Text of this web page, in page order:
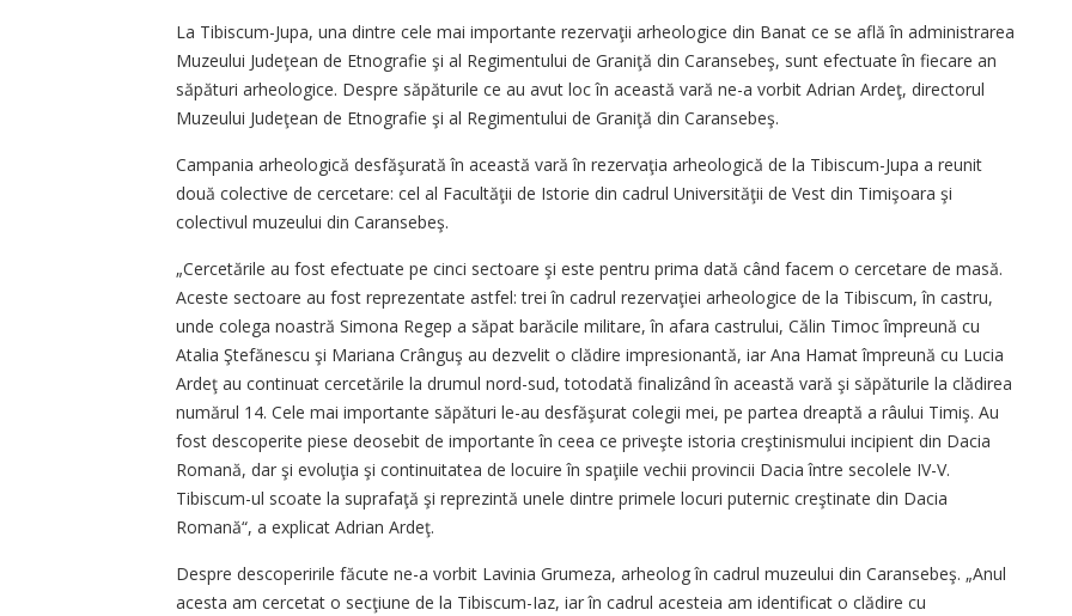
La Tibiscum-Jupa, una dintre cele mai importante rezervaţii arheologice din Banat ce se află în administrarea
Muzeului Judeţean de Etnografie şi al Regimentului de Graniţă din Caransebeş, sunt efectuate în fiecare an
săpături arheologice. Despre săpăturile ce au avut loc în această vară ne-a vorbit Adrian Ardeţ, directorul
Muzeului Judeţean de Etnografie şi al Regimentului de Graniţă din Caransebeş.
Campania arheologică desfăşurată în această vară în rezervaţia arheologică de la Tibiscum-Jupa a reunit
două colective de cercetare: cel al Facultăţii de Istorie din cadrul Universităţii de Vest din Timişoara şi
colectivul muzeului din Caransebeş.
„Cercetările au fost efectuate pe cinci sectoare şi este pentru prima dată când facem o cercetare de masă.
Aceste sectoare au fost reprezentate astfel: trei în cadrul rezervaţiei arheologice de la Tibiscum, în castru,
unde colega noastră Simona Regep a săpat barăcile militare, în afara castrului, Călin Timoc împreună cu
Atalia Ştefănescu şi Mariana Crânguş au dezvelit o clădire impresionantă, iar Ana Hamat împreună cu Lucia
Ardeţ au continuat cercetările la drumul nord-sud, totodată finalizând în această vară şi săpăturile la clădirea
numărul 14. Cele mai importante săpături le-au desfăşurat colegii mei, pe partea dreaptă a râului Timiş. Au
fost descoperite piese deosebit de importante în ceea ce priveşte istoria creştinismului incipient din Dacia
Romană, dar şi evoluţia şi continuitatea de locuire în spaţiile vechii provincii Dacia între secolele IV-V.
Tibiscum-ul scoate la suprafaţă şi reprezintă unele dintre primele locuri puternic creştinate din Dacia
Romană“, a explicat Adrian Ardeţ.
Despre descoperirile făcute ne-a vorbit Lavinia Grumeza, arheolog în cadrul muzeului din Caransebeş. „Anul
acesta am cercetat o secţiune de la Tibiscum-Iaz, iar în cadrul acesteia am identificat o clădire cu